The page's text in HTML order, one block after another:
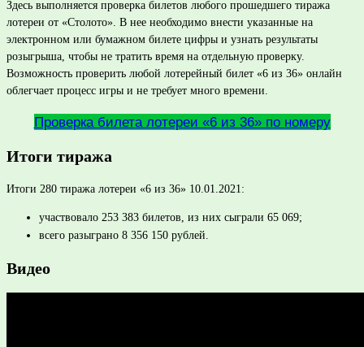
Здесь выполняется проверка билетов любого прошедшего тиража
лотереи от «Столото». В нее необходимо внести указанные на
электронном или бумажном билете цифры и узнать результаты
розыгрыша, чтобы не тратить время на отдельную проверку.
Возможность проверить любой лотерейный билет «6 из 36» онлайн
облегчает процесс игры и не требует много времени.
Проверка билета лотереи «6 из 36» по номеру
Итоги тиража
Итоги 280 тиража лотереи «6 из 36» 10.01.2021:
участвовало 253 383 билетов, из них сыграли 65 069;
всего разыграно 8 356 150 рублей.
Видео